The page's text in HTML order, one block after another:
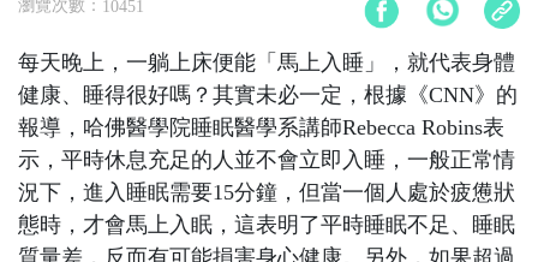
瀏覽次數： 10451
每天晚上，一躺上床便能「馬上入睡」，就代表身體
健康、睡得很好嗎？其實未必一定，根據《CNN》的
報導，哈佛醫學院睡眠醫學系講師Rebecca Robins表
示，平時休息充足的人並不會立即入睡，一般正常情
況下，進入睡眠需要15分鐘，但當一個人處於疲憊狀
態時，才會馬上入眠，這表明了平時睡眠不足、睡眠
質量差，反而有可能損害身心健康。另外，如果超過